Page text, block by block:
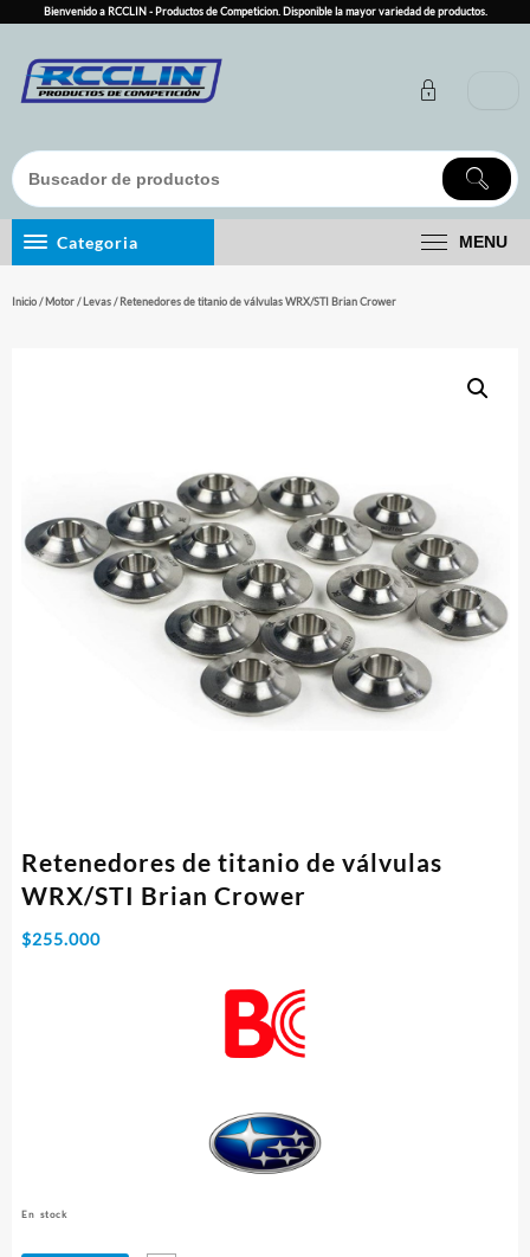
content
Bienvenido a RCCLIN - Productos de Competicion. Disponible la mayor variedad de productos.
Categoria MENU
Inicio/Motor/Levas/ Retenedores de titanio de válvulas WRX/STI Brian Crower
Retenedores de titanio de válvulas
WRX/STI Brian Crower
$255.000
En stock